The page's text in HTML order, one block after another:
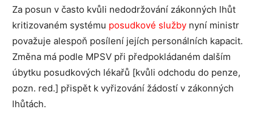
Za posun v často kvůli nedodržování zákonných lhůt
kritizovaném systému posudkové služby nyní ministr
považuje alespoň posílení jejích personálních kapacit.
Změna má podle MPSV při předpokládaném dalším
úbytku posudkových lékařů [kvůli odchodu do penze,
pozn. red.] přispět k vyřizování žádostí v zákonných
lhůtách.